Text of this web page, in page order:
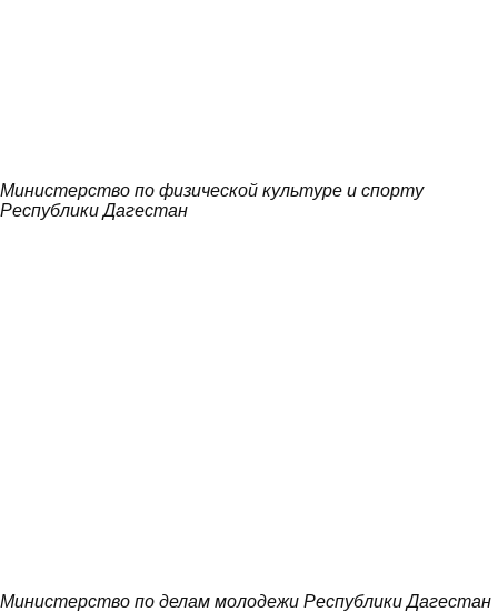
Министерство по физической культуре и спорту
Республики Дагестан
Министерство по делам молодежи Республики Дагестан